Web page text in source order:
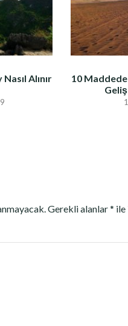
Alınır
10
Gerekli alanlar*